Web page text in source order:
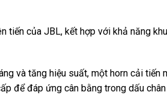
tiến của JBL, kết hợp với khả năng
và tăng hiệu suất, một horn cải
để đáp ứng cân bằng trong dấu